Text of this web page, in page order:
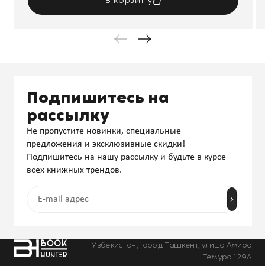
Узбекистан, город Ташкент, улица Амира
Темура 129А
Подпишитесь на
рассылку
Не пропустите новинки, специальные
предложения и эксклюзивные скидки!
Подпишитесь на нашу рассылку и будьте в курсе
всех книжных трендов.